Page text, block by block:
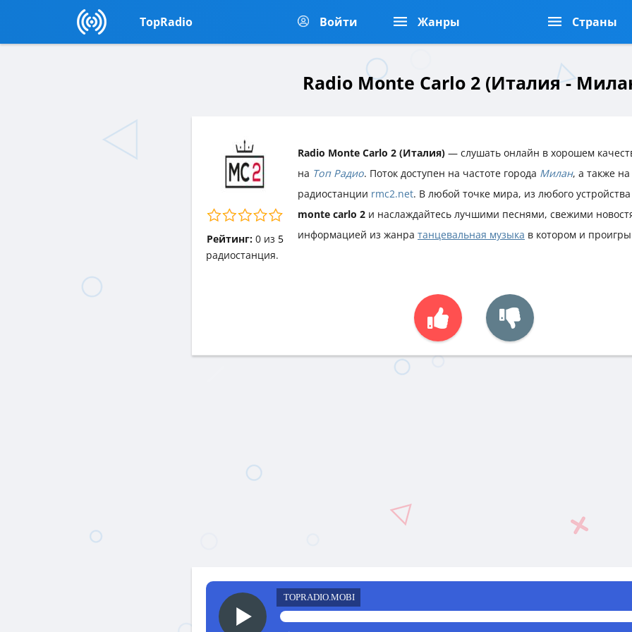
TopRadio Войти Жанры Страны
Radio Monte Carlo 2 (Италия -
Рейтинг: 0из 5
Radio Monte Carlo 2 (Италия) — слушать онлайн в хорошем
на Топ Радио. Поток доступен на частоте города Милан, а также
радиостанции rmc2.net. В любой точке мира, из любого
monte carlo 2 и наслаждайтесь лучшими песнями, свежими
информацией из жанра танцевальная музыка в котором и
радиостанция.
TOPRADIO.MOBI